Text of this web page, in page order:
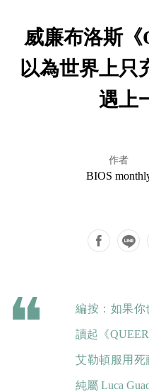
威廉布洛斯
以為世界上只
遇上
作者
BIOS
編按：如果
讀起《
艾勒頓服用死
純屬 Luca